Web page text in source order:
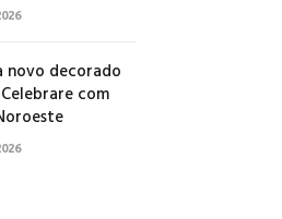
novo decorado
com